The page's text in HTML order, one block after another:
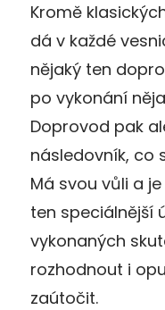
Kromě
dá v každé
nějaký ten
po vykonání
Doprovod pak
následovník, co
Má svou vůli a
ten speciálnější
vykonaných
rozhodnout i
zaútočit.